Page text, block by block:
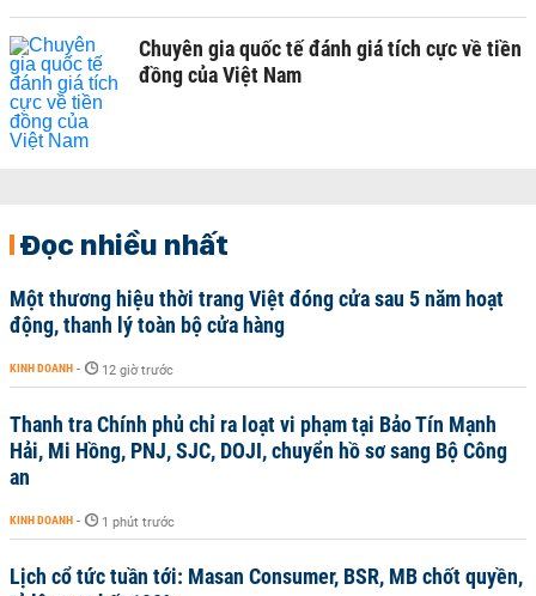
Chuyên gia quốc tế đánh giá tích cực về tiền
đồng của Việt Nam
Đọc nhiều nhất
Một thương hiệu thời trang Việt đóng cửa sau 5 năm hoạt
động, thanh lý toàn bộ cửa hàng
KINH DOANH - 12 giờ trước
Thanh tra Chính phủ chỉ ra loạt vi phạm tại Bảo Tín Mạnh
Hải, Mi Hồng, PNJ, SJC, DOJI, chuyển hồ sơ sang Bộ Công
an
KINH DOANH - 1 phút trước
Lịch cổ tức tuần tới: Masan Consumer, BSR, MB chốt quyền,